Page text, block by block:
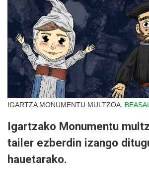
IGARTZA MONUMENTU MULTZOA,
Igartzako Monumentu
tailer ezberdin izango
hauetarako.